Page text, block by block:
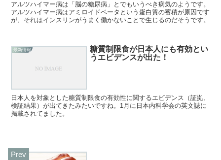
アルツハイマー病は「脳の糖尿病」とでもいうべき病気のようです。
アルツハイマー病はアミロイドベータという蛋白質の蓄積が原因です
が、それはインスリンがうまく働かないことで生じるのだそうです。
最新情報
糖質制限食が日本人にも有効とい
うエビデンスが出た！
日本人を対象とした糖質制限食の有効性に関するエビデンス（証拠、
検証結果）が出てきたみたいですね。1月に日本内科学会の英文誌に
掲載されてました。